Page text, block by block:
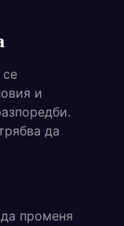
и
да
променя